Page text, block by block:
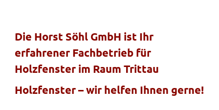
Überdachungen
Außen & Innen
Die Horst Söhl GmbH ist Ihr
erfahrener Fachbetrieb für
Holzfenster im Raum Trittau
Holzfenster – wir helfen Ihnen gerne!